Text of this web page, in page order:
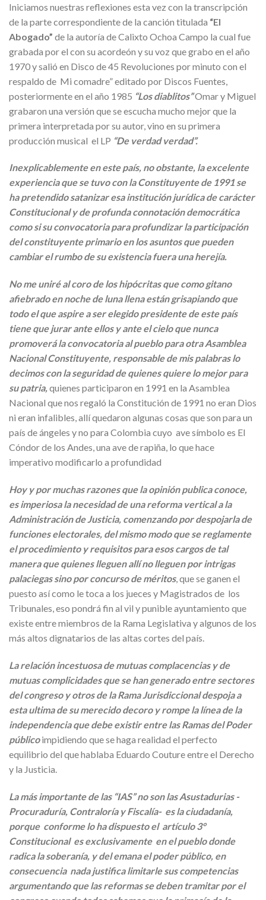
Iniciamos nuestras reflexiones esta vez con la transcripción
de la parte correspondiente de la canción titulada “El
Abogado” de la autoría de Calixto Ochoa Campo la cual fue
grabada por el con su acordeón y su voz que grabo en el año
1970 y salió en Disco de 45 Revoluciones por minuto con el
respaldo de Mi comadre” editado por Discos Fuentes,
posteriormente en el año 1985 “Los diablitos”Omar y Miguel
grabaron una versión que se escucha mucho mejor que la
primera interpretada por su autor, vino en su primera
producción musical el LP “De verdad verdad”.
Inexplicablemente en este país, no obstante, la excelente
experiencia que se tuvo con la Constituyente de 1991 se
ha pretendido satanizar esa institución jurídica de carácter
Constitucional y de profunda connotación democrática
como si su convocatoria para profundizar la participación
del constituyente primario en los asuntos que pueden
cambiar el rumbo de su existencia fuera una herejía.
No me uniré al coro de los hipócritas que como gitano
afiebrado en noche de luna llena están grisapiando que
todo el que aspire a ser elegido presidente de este país
tiene que jurar ante ellos y ante el cielo que nunca
promoverá la convocatoria al pueblo para otra Asamblea
Nacional Constituyente, responsable de mis palabras lo
decimos con la seguridad de quienes quiere lo mejor para
su patria,quienes participaron en 1991 en la Asamblea
Nacional que nos regaló la Constitución de 1991 no eran Dios
ni eran infalibles, allí quedaron algunas cosas que son para un
país de ángeles y no para Colombia cuyo ave símbolo es El
Cóndor de los Andes, una ave de rapiña, lo que hace
imperativo modificarlo a profundidad
Hoy y por muchas razones que la opinión publica conoce,
es imperiosa la necesidad de una reforma vertical a la
Administración de Justicia, comenzando por despojarla de
funciones electorales, del mismo modo que se reglamente
el procedimiento y requisitos para esos cargos de tal
manera que quienes lleguen allí no lleguen por intrigas
palaciegas sino por concurso de méritos, que se ganen el
puesto así como le toca a los jueces y Magistrados de los
Tribunales, eso pondrá fin al vil y punible ayuntamiento que
existe entre miembros de la Rama Legislativa y algunos de los
más altos dignatarios de las altas cortes del país.
La relación incestuosa de mutuas complacencias y de
mutuas complicidades que se han generado entre sectores
del congreso y otros de la Rama Jurisdiccional despoja a
esta ultima de su merecido decoro y rompe la línea de la
independencia que debe existir entre las Ramas del Poder
públicoimpidiendo que se haga realidad el perfecto
equilibrio del que hablaba Eduardo Couture entre el Derecho
y la Justicia.
La más importante de las “IAS” no son las Asustadurias -
Procuraduría, Contraloría y Fiscalía- es la ciudadanía,
porque conforme lo ha dispuesto el artículo 3°
Constitucional es exclusivamente en el pueblo donde
radica la soberanía, y del emana el poder público, en
consecuencia nada justifica limitarle sus competencias
argumentando que las reformas se deben tramitar por el